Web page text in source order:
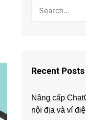
Recent Posts
Nâng cấp
nội địa và ví